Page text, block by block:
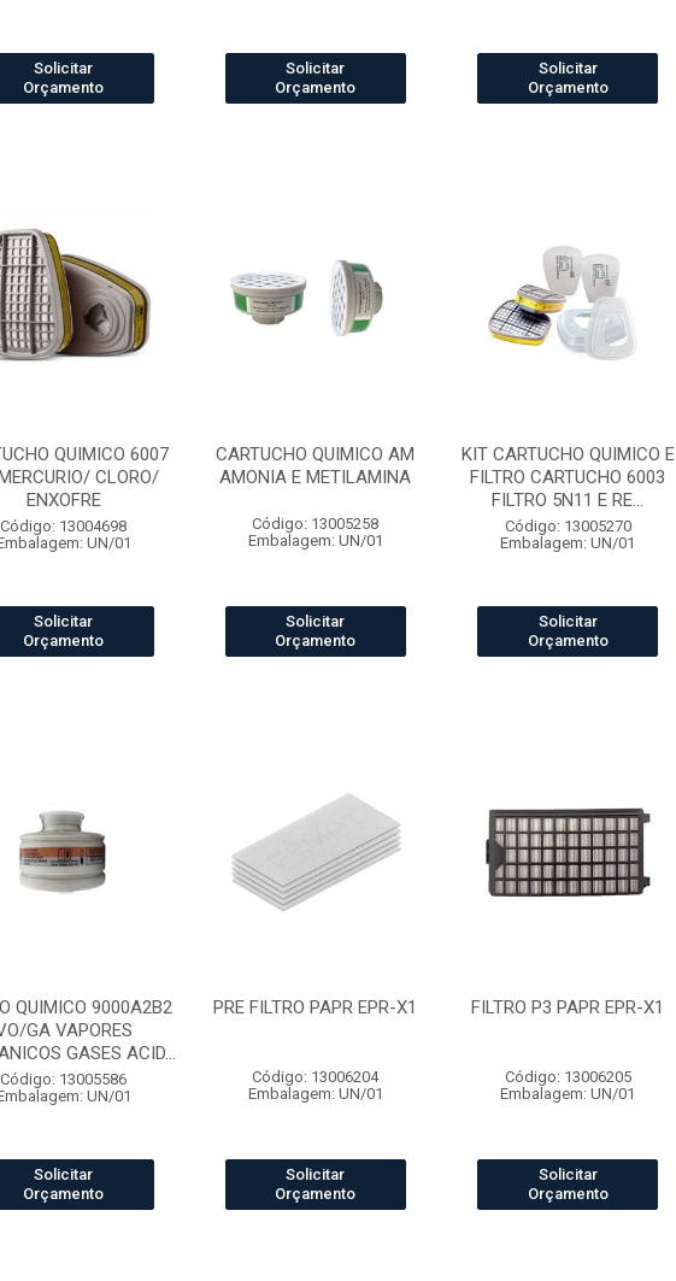
Solicitar
Orçamento
Solicitar
Orçamento
Solicitar
Orçamento
QUIMICO 6007
CLORO/
ENXOFRE
Código: 13004698
UN/01
Solicitar
Orçamento
CARTUCHO QUIMICO AM
AMONIA E METILAMINA
Código: 13005258
Embalagem: UN/01
Solicitar
Orçamento
KIT CARTUCHO QUIMICO E
FILTRO CARTUCHO 6003
FILTRO 5N11 E RE...
Código: 13005270
Embalagem: UN/01
Solicitar
Orçamento
QUIMICO 9000A2B2
GA VAPORES
GASES ACID...
Código: 13005586
UN/01
Solicitar
Orçamento
PRE FILTRO PAPR EPR-X1
Código: 13006204
Embalagem: UN/01
Solicitar
Orçamento
FILTRO P3 PAPR EPR-X1
Código: 13006205
Embalagem: UN/01
Solicitar
Orçamento